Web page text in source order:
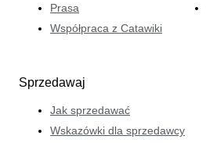
Prasa
Współpraca z Catawiki
Sprzedawaj
Jak sprzedawać
Wskazówki dla sprzedawcy